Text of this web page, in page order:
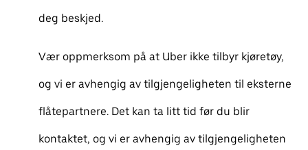
deg beskjed.
Vær oppmerksom på at Uber ikke tilbyr kjøretøy,
og vi er avhengig av tilgjengeligheten til eksterne
flåtepartnere. Det kan ta litt tid før du blir
kontaktet, og vi er avhengig av tilgjengeligheten